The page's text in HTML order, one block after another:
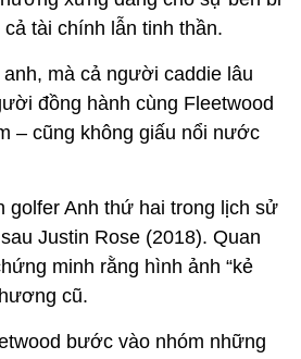
tài chính lẫn tinh thần.
mà cả người caddie lâu
đồng hành cùng Fleetwood
– cũng không giấu nổi nước
golfer Anh thứ hai trong lịch sử
Justin Rose (2018). Quan
minh rằng hình ảnh “kẻ
cũ.
bước vào nhóm những